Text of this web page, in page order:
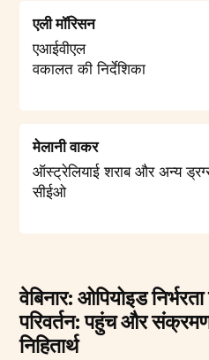
एली मॉरिसन
एआईवीएल
वकालत की निर्देशिका
मेलानी वाकर
ऑस्ट्रेलियाई शराब और अन्य
सीईओ
वेबिनार: ओपियोइड
परिवर्तन: पहुंच और
निहितार्थ